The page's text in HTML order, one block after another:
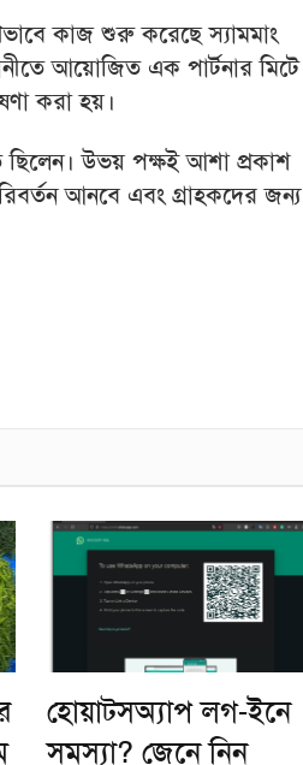
কাজ শুরু করেছে স্যামমাং
আয়োজিত এক পার্টনার মিটে
করা হয়।
ছিলেন। উভয় পক্ষই আশা প্রকাশ
আনবে এবং গ্রাহকদের জন্য
হোয়াটসঅ্যাপ লগ-ইনে
সমস্যা? জেনে নিন